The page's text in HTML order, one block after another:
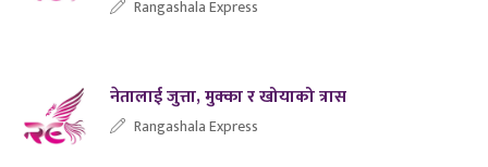
Rangashala Express
नेतालाई जुत्ता, मुक्का र खोयाको त्रास
Rangashala Express